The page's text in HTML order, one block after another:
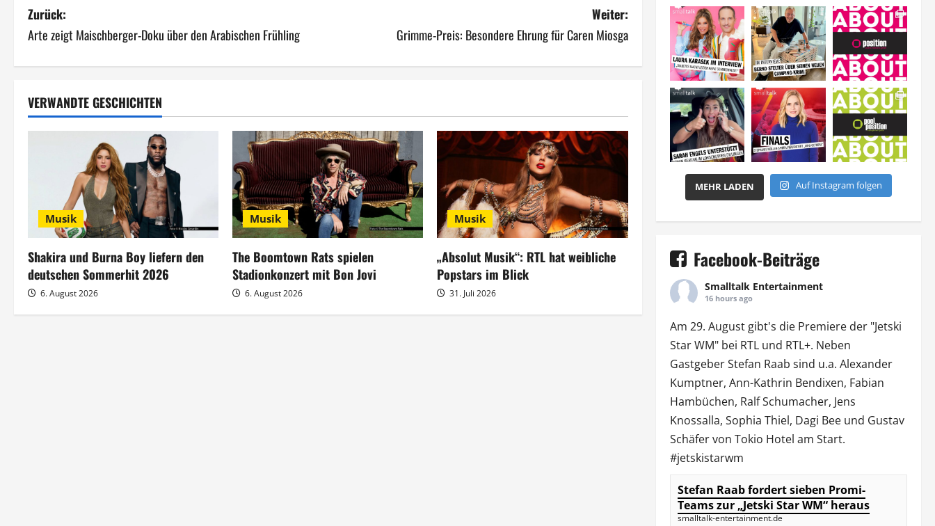
B
e
i
t
r
n
a
v
Zurück:
Arte zeigt Maischberger-Doku über den Arabischen Frühling
Weiter:
Grimme-Preis: Besondere Ehrung für Caren Miosga
VERWANDTE GESCHICHTEN
Musik
Shakira und Burna Boy liefern den
deutschen Sommerhit 2026
6. August 2026
Musik
The Boomtown Rats spielen
Stadionkonzert mit Bon Jovi
6. August 2026
Musik
„Absolut Musik“: RTL hat weibliche
Popstars im Blick
31. Juli 2026
MEHR LADEN Auf Instagram folgen
Facebook-Beiträge
Smalltalk Entertainment
16 hours ago
Am 29. August gibt's die Premiere der "Jetski
Star WM" bei RTLund RTL+. Neben
Gastgeber Stefan Raab sind u.a. Alexander
Kumptner, Ann-Kathrin Bendixen, Fabian
Hambüchen, Ralf Schumacher, Jens
Knossalla, Sophia Thiel, Dagi Beeund Gustav
Schäfer von Tokio Hotel am Start.
#jetskistarwm
Stefan Raab fordert sieben Promi-
Teams zur „Jetski Star WM“ heraus
smalltalk-entertainment.de